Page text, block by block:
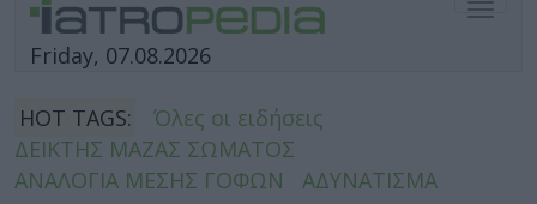
Friday, 07.08.2026
HOT TAGS:
Όλες οι ειδήσεις
ΔΕΙΚΤΗΣ ΜΑΖΑΣ ΣΩΜΑΤΟΣ
ΑΝΑΛΟΓΙΑ ΜΕΣΗΣ ΓΟΦΩΝ
ΑΔΥΝΑΤΙΣΜΑ